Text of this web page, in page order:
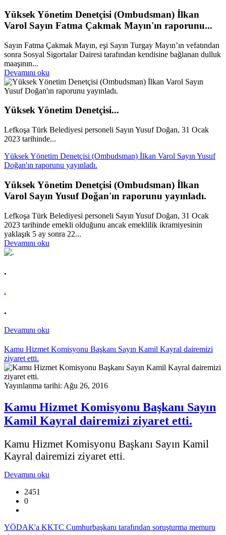
Yüksek Yönetim Denetçisi (Ombudsman) İlkan
Varol Sayın Fatma Çakmak Mayın'ın raporunu...
Sayın Fatma Çakmak Mayın, eşi Sayın Turgay Mayın’ın vefatından
sonra Sosyal Sigortalar Dairesi tarafından kendisine bağlanan dulluk
maaşının...
Devamını oku
Yüksek Yönetim Denetçisi...
Lefkoşa Türk Belediyesi personeli Sayın Yusuf Doğan, 31 Ocak
2023 tarihinde...
Yüksek Yönetim Denetçisi (Ombudsman) İlkan Varol Sayın Yusuf
Doğan'ın raporunu yayınladı.
Yüksek Yönetim Denetçisi (Ombudsman) İlkan
Varol Sayın Yusuf Doğan'ın raporunu yayınladı.
Lefkoşa Türk Belediyesi personeli Sayın Yusuf Doğan, 31 Ocak
2023 tarihinde emekli olduğunu ancak emeklilik ikramiyesinin
yaklaşık 5 ay sonra 22...
Devamını oku
.
.
.
Devamını oku
Kamu Hizmet Komisyonu Başkanı Sayın Kamil Kayral dairemizi
ziyaret etti.
Yayınlanma tarihi: Ağu 26, 2016
Kamu Hizmet Komisyonu Başkanı Sayın
Kamil Kayral dairemizi ziyaret etti.
Kamu Hizmet Komisyonu Başkanı Sayın Kamil
Kayral dairemizi ziyaret etti.
Devamını oku
2451
0
YÖDAK'a KKTC Cumhurbaşkanı tarafından soruşturma memuru